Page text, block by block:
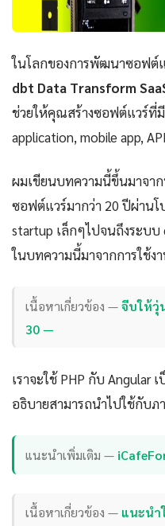
ในโลกของการพัฒนาซอฟต์
dbt Data Transform
ช่วยให้คุณสร้างซอฟต์แวร์ที่
application, mobile app,
ผมเขียนบทความนี้ขึ้นมาจ
ซอฟต์แวร์มากว่า 20 ปีผ่านโ
startup เล็กๆไปจนถึงระบ
ในบทความนี้มาจากการใช้ง
เนื้อหาเกี่ยวข้อง —จีบให้วุ่
30 —
เราจะใช้ PHP กับ
อธิบายสามารถนำไปใช้กับ
แนะนำเพิ่มเติม —
เนื้อหาเกี่ยวข้อง — แนะนำ